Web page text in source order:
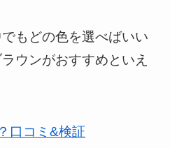
もどの色を選べばいい
ウンがおすすめといえ
口コミ&検証